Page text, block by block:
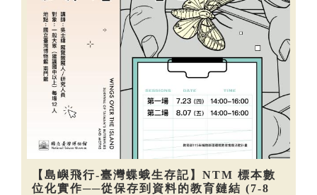
【島嶼飛行-臺灣蝶蛾生存記】NTM 標本數
位化實作──從保存到資料的教育鏈結 (7-8